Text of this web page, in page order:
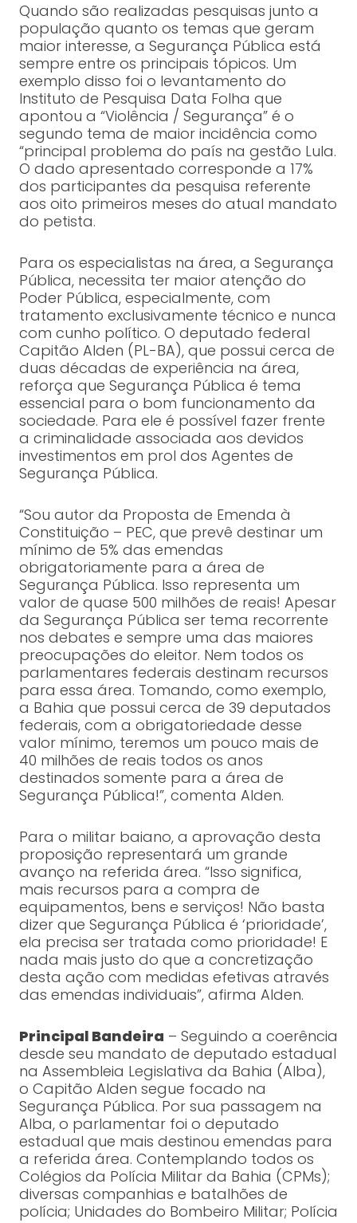
Quando são realizadas pesquisas junto a
população quanto os temas que geram
maior interesse, a Segurança Pública está
sempre entre os principais tópicos. Um
exemplo disso foi o levantamento do
Instituto de Pesquisa Data Folha que
apontou a “Violência / Segurança” é o
segundo tema de maior incidência como
“principal problema do país na gestão Lula.
O dado apresentado corresponde a 17%
dos participantes da pesquisa referente
aos oito primeiros meses do atual mandato
do petista.
Para os especialistas na área, a Segurança
Pública, necessita ter maior atenção do
Poder Pública, especialmente, com
tratamento exclusivamente técnico e nunca
com cunho político. O deputado federal
Capitão Alden (PL-BA), que possui cerca de
duas décadas de experiência na área,
reforça que Segurança Pública é tema
essencial para o bom funcionamento da
sociedade. Para ele é possível fazer frente
a criminalidade associada aos devidos
investimentos em prol dos Agentes de
Segurança Pública.
“Sou autor da Proposta de Emenda à
Constituição – PEC, que prevê destinar um
mínimo de 5% das emendas
obrigatoriamente para a área de
Segurança Pública. Isso representa um
valor de quase 500 milhões de reais! Apesar
da Segurança Pública ser tema recorrente
nos debates e sempre uma das maiores
preocupações do eleitor. Nem todos os
parlamentares federais destinam recursos
para essa área. Tomando, como exemplo,
a Bahia que possui cerca de 39 deputados
federais, com a obrigatoriedade desse
valor mínimo, teremos um pouco mais de
40 milhões de reais todos os anos
destinados somente para a área de
Segurança Pública!”, comenta Alden.
Para o militar baiano, a aprovação desta
proposição representará um grande
avanço na referida área. “Isso significa,
mais recursos para a compra de
equipamentos, bens e serviços! Não basta
dizer que Segurança Pública é ‘prioridade’,
ela precisa ser tratada como prioridade! E
nada mais justo do que a concretização
desta ação com medidas efetivas através
das emendas individuais”, afirma Alden.
Principal Bandeira – Seguindo a coerência
desde seu mandato de deputado estadual
na Assembleia Legislativa da Bahia (Alba),
o Capitão Alden segue focado na
Segurança Pública. Por sua passagem na
Alba, o parlamentar foi o deputado
estadual que mais destinou emendas para
a referida área. Contemplando todos os
Colégios da Polícia Militar da Bahia (CPMs);
diversas companhias e batalhões de
polícia; Unidades do Bombeiro Militar; Polícia